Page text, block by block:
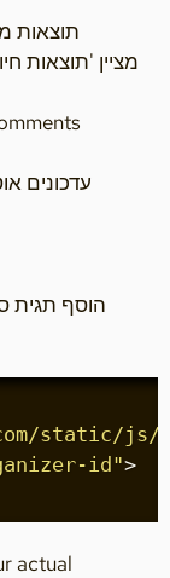
תוצאות
מציין 'תוצאות
עדכונים
הוסף תגית
static/js/
id">
actual